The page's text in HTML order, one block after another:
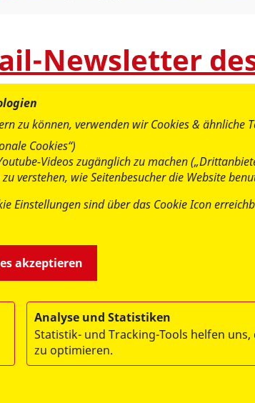
Newsletter
zu können, verwenden wir Cookies & ähnliche
Cookies“)
Videos zugänglich zu machen
verstehen, wie Seitenbesucher die Website
Einstellungen sind über das Cookie Icon
akzeptieren
Analyse und Statistiken
Statistik- und Tracking-Tools helfen uns,
zu optimieren.